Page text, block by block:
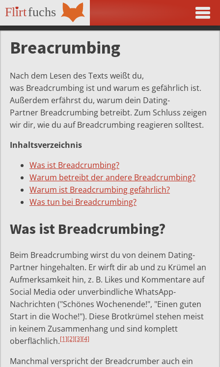
Breacrumbing
Nach dem Lesen des Texts weißt du,
was Breadcrumbing ist und warum es gefährlich ist.
Außerdem erfährst du, warum dein Dating-
Partner Breadcrumbing betreibt. Zum Schluss zeigen
wir dir, wie du auf Breadcrumbing reagieren solltest.
Inhaltsverzeichnis
Was ist Breadcrumbing?
Warum betreibt der andere Breadcrumbing?
Warum ist Breadcrumbing gefährlich?
Was tun bei Breadcrumbing?
Was ist Breadcrumbing?
Beim Breadcrumbing wirst du von deinem Dating-
Partner hingehalten. Er wirft dir ab und zu Krümel an
Aufmerksamkeit hin, z. B. Likes und Kommentare auf
Social Media oder unverbindliche WhatsApp-
Nachrichten ("Schönes Wochenende!", "Einen guten
Start in die Woche!"). Diese Brotkrümel stehen meist
in keinem Zusammenhang und sind komplett
oberflächlich.[1][2][3][4]
Manchmal verspricht der Breadcrumber auch ein